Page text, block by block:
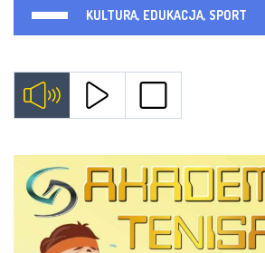
KULTURA, EDUKACJA, SPORT